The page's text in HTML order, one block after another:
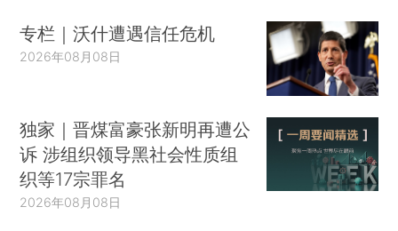
专栏｜沃什遭遇信任危机
2026年08月08日
独家｜晋煤富豪张新明再遭公
诉 涉组织领导黑社会性质组
织等17宗罪名
2026年08月08日